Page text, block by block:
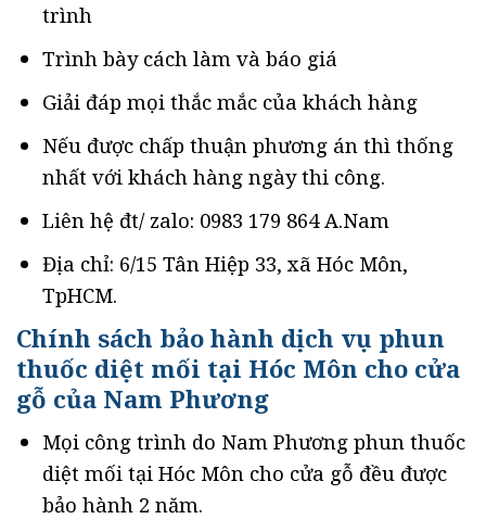
trình
Trình bày cách làm và báo giá
Giải đáp mọi thắc mắc của khách hàng
Nếu được chấp thuận phương án thì thống
nhất với khách hàng ngày thi công.
Liên hệ đt/ zalo: 0983 179 864 A.Nam
Địa chỉ: 6/15 Tân Hiệp 33, xã Hóc Môn,
TpHCM.
Chính sách bảo hành dịch vụ phun
thuốc diệt mối tại Hóc Môn cho cửa
gỗ của Nam Phương
Mọi công trình do Nam Phương phun thuốc
diệt mối tại Hóc Môn cho cửa gỗ đều được
bảo hành 2 năm.